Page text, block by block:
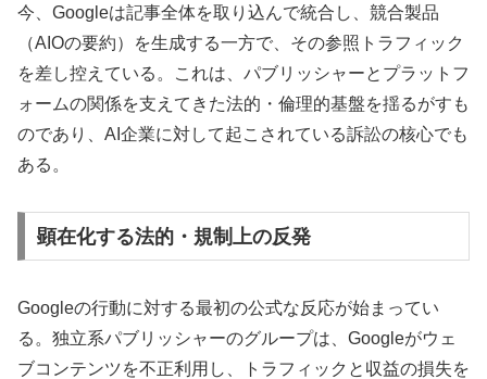
今、Googleは記事全体を取り込んで統合し、競合製品
（AIOの要約）を生成する一方で、その参照トラフィック
を差し控えている。これは、パブリッシャーとプラットフ
ォームの関係を支えてきた法的・倫理的基盤を揺るがすも
のであり、AI企業に対して起こされている訴訟の核心でも
ある。
顕在化する法的・規制上の反発
Googleの行動に対する最初の公式な反応が始まってい
る。独立系パブリッシャーのグループは、Googleがウェ
ブコンテンツを不正利用し、トラフィックと収益の損失を